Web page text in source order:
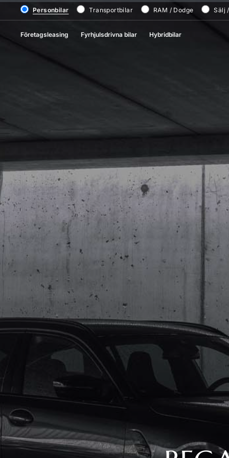
Personbilar Transportbilar RAM / Dodge Sälj
Företagsleasing Fyrhjulsdrivna bilar Hybridbilar